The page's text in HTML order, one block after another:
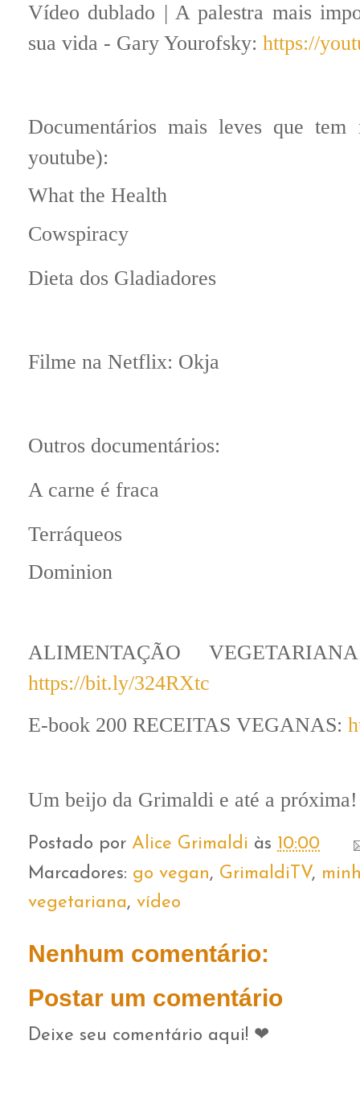
Vídeo dublado | A palestra mais
sua vida - Gary Yourofsky: https://
Documentários mais leves que
youtube):
What the Health
Cowspiracy
Dieta dos Gladiadores
Filme na Netflix: Okja
Outros documentários:
A carne é fraca
Terráqueos
Dominion
ALIMENTAÇÃO
https://bit.ly/324RXtc
E-book 200 RECEITAS VEGANAS:
Um beijo da Grimaldi e até a próxima!
Postado por Alice Grimaldi às 10:00
Marcadores: go vegan, GrimaldiTV,
vegetariana, vídeo
Nenhum comentário:
Postar um comentário
Deixe seu comentário aqui! ❤